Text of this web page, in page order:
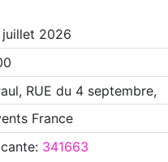
2026
RUE du 4 septembre,
France
: 341663